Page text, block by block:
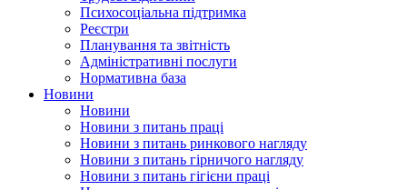
Психосоціальна підтримка
Реєстри
Планування та звітність
Адміністративні послуги
Нормативна база
Новини
Новини
Новини з питань праці
Новини з питань ринкового нагляду
Новини з питань гірничого нагляду
Новини з питань гігієни праці